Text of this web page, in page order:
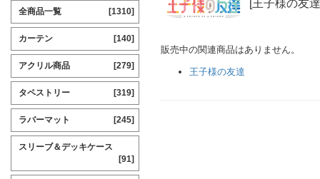
[王子様の友
販売中の関連商品はありません。
王子様の友達
全商品一覧 [1310]
カーテン [140]
アクリル商品 [279]
タペストリー [319]
ラバーマット [245]
スリーブ＆デッキケース
[91]